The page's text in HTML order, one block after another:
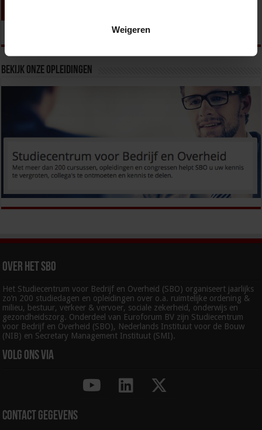
Weigeren
Bekijk onze opleidingen
Over het SBO
Het Studiecentrum voor Bedrijf en Overheid (SBO) organiseert jaarlijks
zo’n 200 studiedagen en opleidingen over o.a. ruimtelijke ordening &
milieu, bestuur, verkeer & vervoer, sociale zekerheid, onderwijs en
gezondheidszorg. Onderdeel van Euroforum BV zijn Studiecentrum
voor Bedrijf en Overheid (SBO), Nederlands Instituut voor de Bouw
(NIB) en Secretary Management Instituut (SMI).
Volg ons via
Contact gegevens